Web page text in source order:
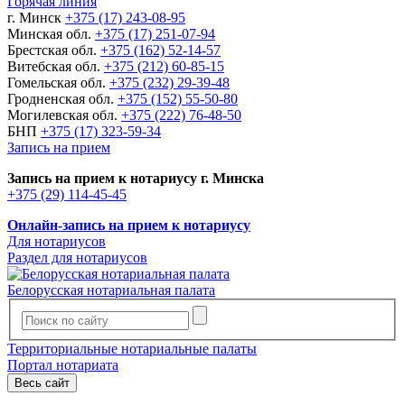
г. Минск +375 (17) 243-08-95
Минская обл. +375 (17) 251-07-94
Брестская обл. +375 (162) 52-14-57
Витебская обл. +375 (212) 60-85-15
Гомельская обл. +375 (232) 29-39-48
Гродненская обл. +375 (152) 55-50-80
Могилевская обл. +375 (222) 76-48-50
БНП +375 (17) 323-59-34
Запись на прием
Запись на прием к нотариусу г. Минска
+375 (29) 114-45-45
Онлайн-запись на прием к нотариусу
Для нотариусов
Раздел для нотариусов
Белорусская нотариальная палата
Территориальные нотариальные палаты
Портал нотариата
Весь сайт